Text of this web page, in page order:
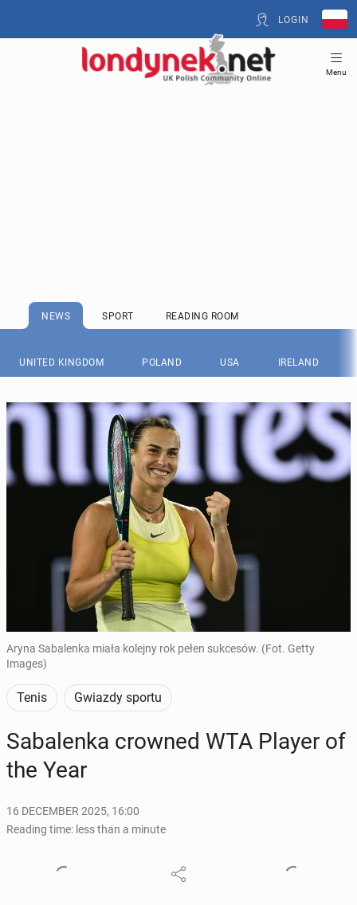
LOGIN
Menu
NEWS SPORT READING ROOM
UNITED KINGDOM POLAND USA IRELAND
Aryna Sabalenka miała kolejny rok pełen sukcesów. (Fot. Getty
Images)
Tenis Gwiazdy sportu
Sa­balen­ka crowned WTA Player of
the Year
16 DECEMBER 2025, 16:00
Reading time: less than a minute